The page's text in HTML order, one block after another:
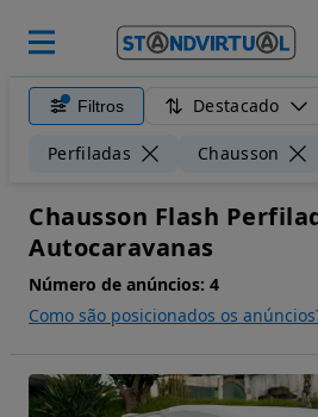
Filtros Destacado
Perfiladas Chausson
Chausson Flash
Autocaravanas
Número de anúncios: 4
Como são posicionados os